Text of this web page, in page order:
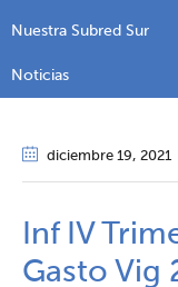
Nuestra Subred Sur
Noticias
diciembre 19, 2021
Inf IV
Gasto Vig